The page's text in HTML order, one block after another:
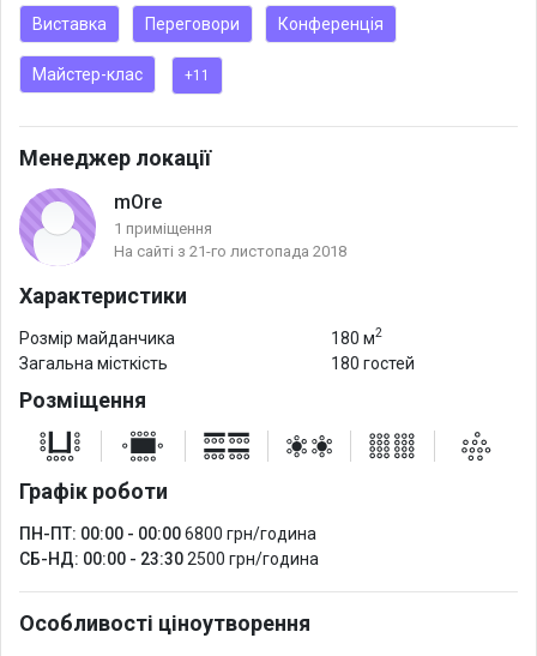
фантастический вид на Костел – мы создали
бескомпромиссно приятное место.
акулы дипломатии и государственной службы, дельфины из
ивент-агентств. Это проверено.
Для чего mOre?
Для глубоких событий: лекций, презентаций, учебных
программ, деловых встреч, стратегических сессий,
совещаний, брейнштормов, культурных мероприятий,
конференций and much mOre!
Виставка Переговори Конференція
Майстер-клас +11
Менеджер локації
mOre
1 приміщення
На сайті з 21-го листопада 2018
Характеристики
Розмір майданчика 180 м2
Загальна місткість 180 гостей
Розміщення
Графік роботи
ПН-ПТ: 00:00 - 00:006800 грн/година
СБ-НД: 00:00 - 23:302500 грн/година
Особливості ціноутворення